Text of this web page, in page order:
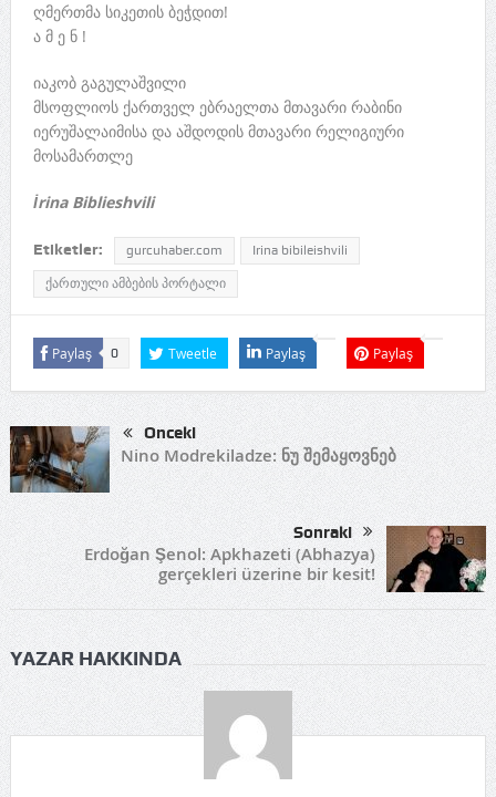
ღმერთმა სიკეთის ბეჭდით!
ა მ ე ნ !
იაკობ გაგულაშვილი
მსოფლიოს ქართველ ებრაელთა მთავარი რაბინი
იერუშალაიმისა და აშდოდის მთავარი რელიგიური
მოსამართლე
İrina Biblieshvili
Etiketler: gurcuhaber.com Irina bibileishvili
ქართული ამბების პორტალი
Paylaş 0 Tweetle Paylaş Paylaş
Önceki
Nino Modrekiladze: ნუ შემაყოვნებ
Sonraki
Erdoğan Şenol: Apkhazeti (Abhazya)
gerçekleri üzerine bir kesit!
YAZAR HAKKINDA